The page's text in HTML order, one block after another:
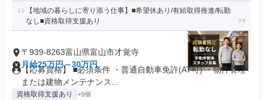
【地域の暮らしに寄り添う仕事】■希望休あり/有給取得推進/転勤
なし■資格取得支援あり
〒939-8263富山県富山市才覚寺
月給25万円～30万円
【応募資格】 ■必須条件 ・普通自動車免許(AT可) ・物件管理
または建物メンテナンス...
資格取得支援あり +9個